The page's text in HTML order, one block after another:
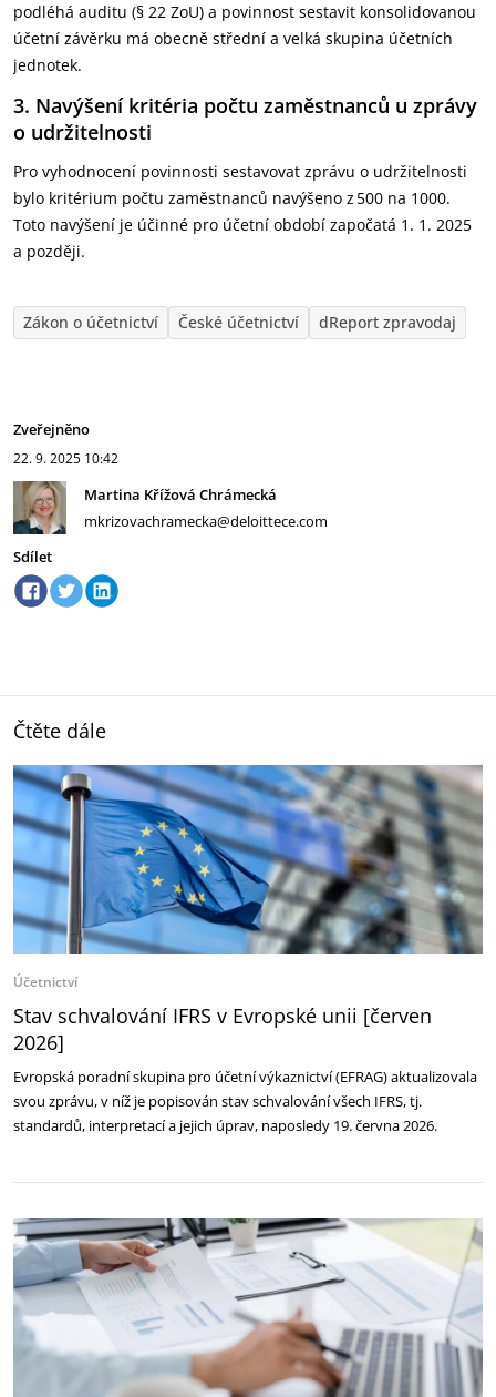
podléhá auditu (§ 22 ZoU) a povinnost sestavit konsolidovanou
účetní závěrku má obecně střední a velká skupina účetních
jednotek.
3. Navýšení kritéria počtu zaměstnanců u zprávy
o udržitelnosti
Pro vyhodnocení povinnosti sestavovat zprávu o udržitelnosti
bylo kritérium počtu zaměstnanců navýšeno z 500 na 1000.
Toto navýšení je účinné pro účetní období započatá 1. 1. 2025
a později.
Zákon o účetnictví České účetnictví dReport zpravodaj
Zveřejněno
22. 9. 2025 10:42
Martina Křížová Chrámecká
mkrizovachramecka@deloittece.com
Sdílet
Čtěte dále
Účetnictví
Stav schvalování IFRS v Evropské unii [červen
2026]
Evropská poradní skupina pro účetní výkaznictví (EFRAG) aktualizovala
svou zprávu, v níž je popisován stav schvalování všech IFRS, tj.
standardů, interpretací a jejich úprav, naposledy 19. června 2026.